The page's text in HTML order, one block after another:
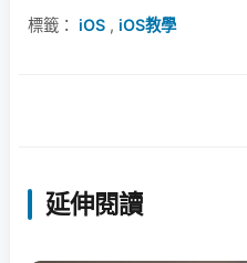
標籤： iOS , iOS教學
延伸閱讀